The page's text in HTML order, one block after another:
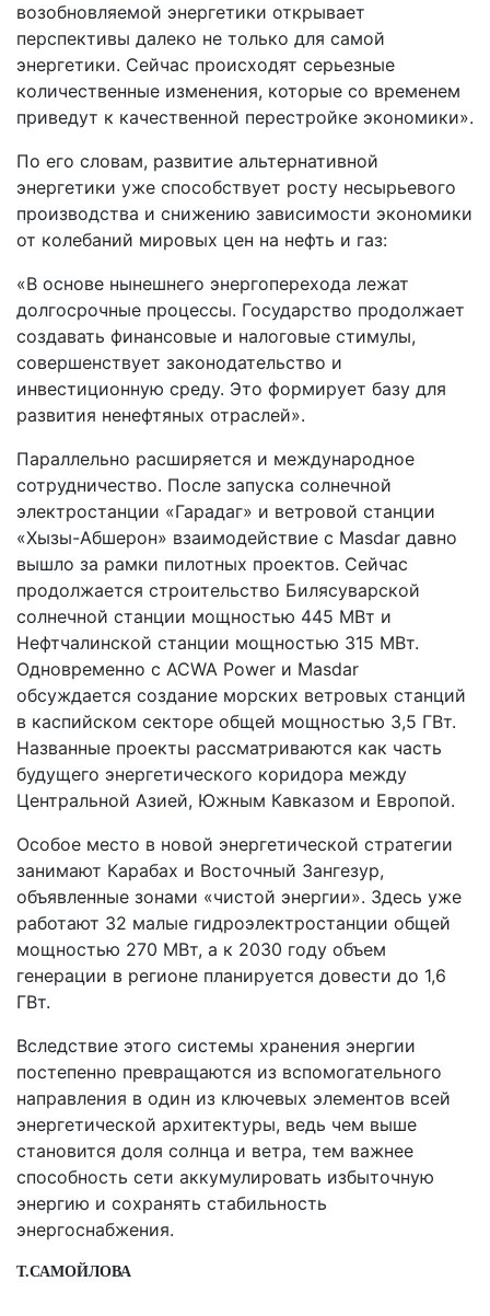
возобновляемой энергетики открывает
перспективы далеко не только для самой
энергетики. Сейчас происходят серьезные
количественные изменения, которые со временем
приведут к качественной перестройке экономики».
По его словам, развитие альтернативной
энергетики уже способствует росту несырьевого
производства и снижению зависимости экономики
от колебаний мировых цен на нефть и газ:
«В основе нынешнего энергоперехода лежат
долгосрочные процессы. Государство продолжает
создавать финансовые и налоговые стимулы,
совершенствует законодательство и
инвестиционную среду. Это формирует базу для
развития ненефтяных отраслей».
Параллельно расширяется и международное
сотрудничество. После запуска солнечной
электростанции «Гарадаг» и ветровой станции
«Хызы-Абшерон» взаимодействие с Masdar давно
вышло за рамки пилотных проектов. Сейчас
продолжается строительство Билясуварской
солнечной станции мощностью 445 МВт и
Нефтчалинской станции мощностью 315 МВт.
Одновременно с ACWA Power и Masdar
обсуждается создание морских ветровых станций
в каспийском секторе общей мощностью 3,5 ГВт.
Названные проекты рассматриваются как часть
будущего энергетического коридора между
Центральной Азией, Южным Кавказом и Европой.
Особое место в новой энергетической стратегии
занимают Карабах и Восточный Зангезур,
объявленные зонами «чистой энергии». Здесь уже
работают 32 малые гидроэлектростанции общей
мощностью 270 МВт, а к 2030 году объем
генерации в регионе планируется довести до 1,6
ГВт.
Вследствие этого системы хранения энергии
постепенно превращаются из вспомогательного
направления в один из ключевых элементов всей
энергетической архитектуры, ведь чем выше
становится доля солнца и ветра, тем важнее
способность сети аккумулировать избыточную
энергию и сохранять стабильность
энергоснабжения.
Т.САМОЙЛОВА